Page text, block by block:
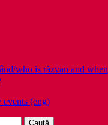
who is răzvan and when
(eng)